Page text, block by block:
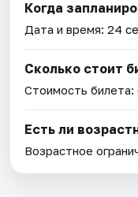
Когда
Дата и время:24
Сколько стоит
Стоимость билета:
Есть ли
Возрастное